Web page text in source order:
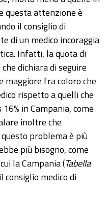
questa attenzione è
il consiglio di
di un medico incoraggia
Infatti, la quota di
dichiara di seguire
fra coloro che
rispetto a quelli che
in Campania, come
inoltre che
problema è più
più bisogno, come
la Campania (Tabella
consiglio medico di